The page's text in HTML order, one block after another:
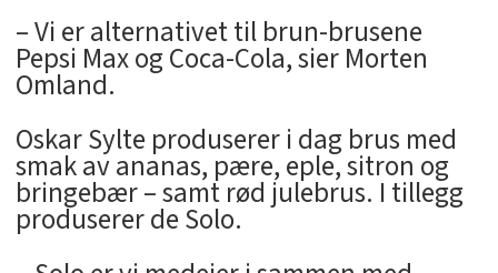
– Vi er alternativet til brun-brusene
Pepsi Max og Coca-Cola, sier Morten
Omland.
Oskar Sylte produserer i dag brus med
smak av ananas, pære, eple, sitron og
bringebær – samt rød julebrus. I tillegg
produserer de Solo.